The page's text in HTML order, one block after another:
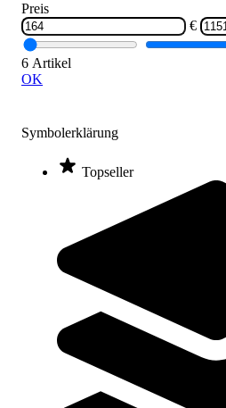
Preis
€
6 Artikel
OK
Symbolerklärung
Topseller
Zum Produkt
Längere Lieferzeit
PLAYPARC® Federwippe Fisch
1.150,00 €
Zum Produkt
Längere Lieferzeit